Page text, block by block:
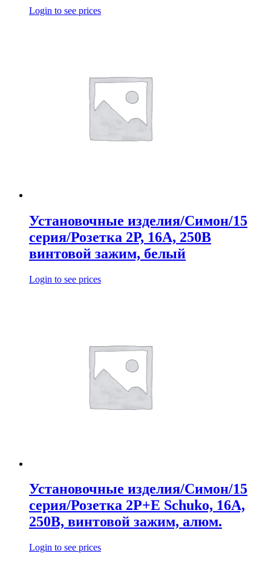
Login to see prices
Установочные изделия/Симон/15
серия/Розетка 2Р, 16А, 250В
винтовой зажим, белый
Login to see prices
Установочные изделия/Симон/15
серия/Розетка 2Р+Е Schuko, 16А,
250В, винтовой зажим, алюм.
Login to see prices